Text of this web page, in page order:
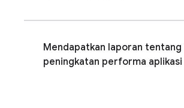
Mendapatkan laporan
peningkatan performa aplikasi